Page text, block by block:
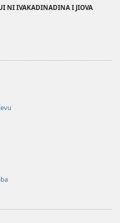
me
NI IVAKADINADINA I JIOVA